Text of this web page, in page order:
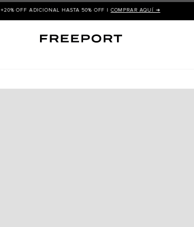
+20% OFF ADICIONAL HASTA 50% OFF |COMPRAR AQUÍ ➜